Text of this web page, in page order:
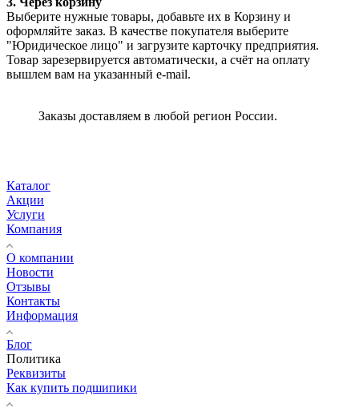
Выберите нужные товары, добавьте их в Корзину и
оформляйте заказ. В качестве покупателя выберите
"Юридическое лицо" и загрузите карточку предприятия.
Товар зарезервируется автоматически, а счёт на оплату
вышлем вам на указанный e-mail.
Заказы доставляем в любой регион России.
Каталог
Акции
Услуги
Компания
О компании
Новости
Отзывы
Контакты
Информация
Блог
Политика
Реквизиты
Как купить подшипики